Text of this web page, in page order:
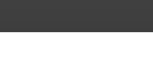
snel en goed verzonden. Wij